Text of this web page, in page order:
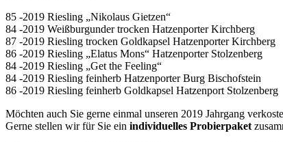
85 -2019 Riesling „Nikolaus Gietzen“
84 -2019 Weißburgunder trocken Hatzenporter Kirchberg
87 -2019 Riesling trocken Goldkapsel Hatzenporter Kirchberg
86 -2019 Riesling „Elatus Mons“ Hatzenporter Stolzenberg
84 -2019 Riesling „Get the Feeling“
84 -2019 Riesling feinherb Hatzenporter Burg Bischofstein
86 -2019 Riesling feinherb Goldkapsel Hatzenport Stolzenberg
Möchten auch Sie gerne einmal unseren 2019 Jahrgang
Gerne stellen wir für Sie ein individuelles Probierpaket